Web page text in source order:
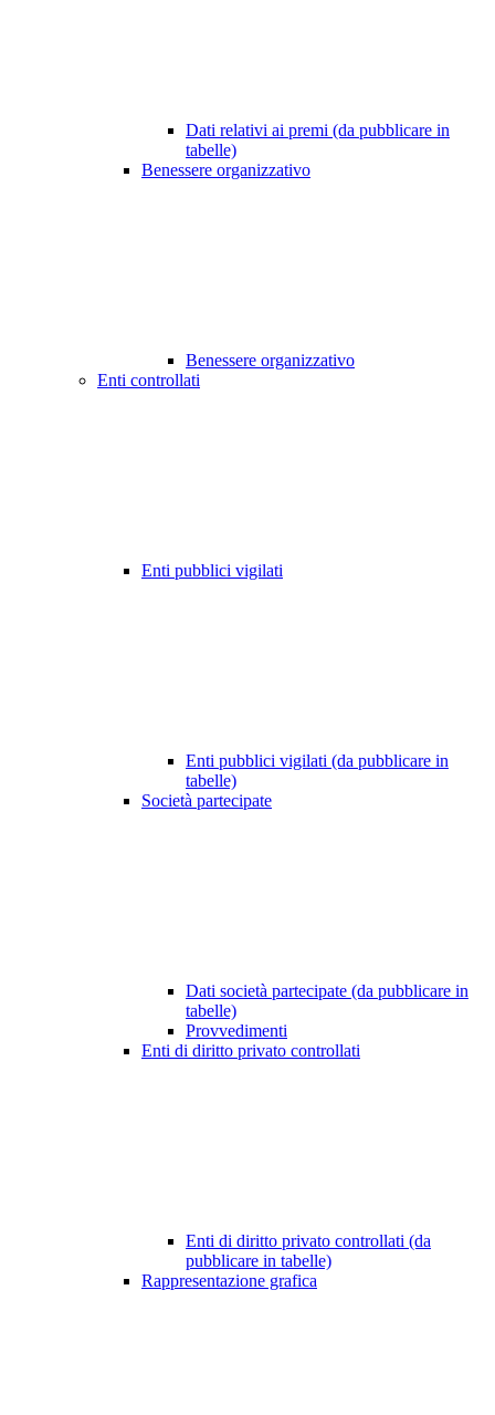
Dati relativi ai premi (da pubblicare in
tabelle)
Benessere organizzativo
Benessere organizzativo
Enti controllati
Enti pubblici vigilati
Enti pubblici vigilati (da pubblicare in
tabelle)
Società partecipate
Dati società partecipate (da pubblicare in
tabelle)
Provvedimenti
Enti di diritto privato controllati
Enti di diritto privato controllati (da
pubblicare in tabelle)
Rappresentazione grafica